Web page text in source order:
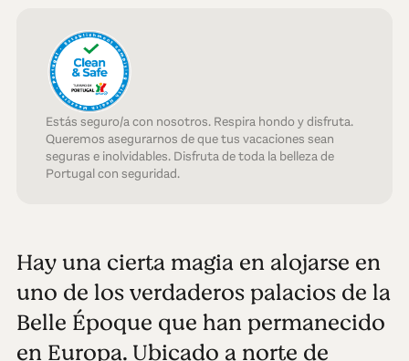
Golf
Estás seguro/a con nosotros. Respira hondo y disfruta.
Queremos asegurarnos de que tus vacaciones sean
seguras e inolvidables. Disfruta de toda la belleza de
Portugal con seguridad.
Hay una cierta magia en alojarse en
uno de los verdaderos palacios de la
Belle Époque que han permanecido
en Europa. Ubicado a norte de